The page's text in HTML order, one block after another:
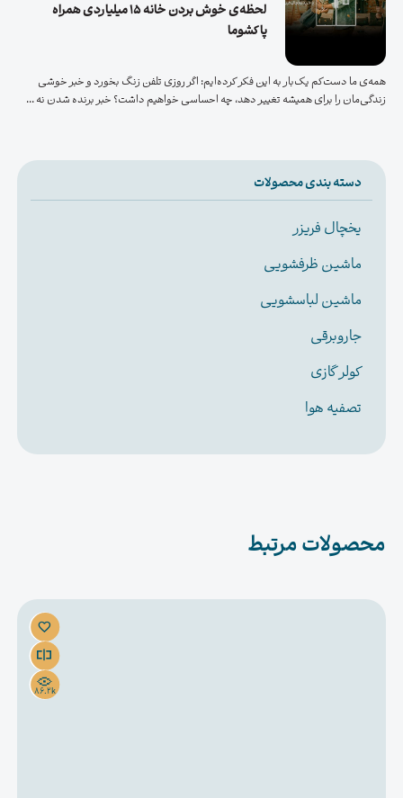
لحظه‌ی خوش بردن خانه ۱۵ میلیاردی همراه
پاکشوما
همه‌ی ما دست‌کم یک‌بار به این فکر کرده‌ایم: اگر روزی تلفن زنگ بخورد و خبر خوشی
زندگی‌مان را برای همیشه تغییر دهد، چه احساسی خواهیم داشت؟ خبر برنده شدن نه ...
دسته بندی محصولات
یخچال فریزر
ماشین ظرفشویی
ماشین لباسشویی
جاروبرقی
کولر گازی
تصفیه هوا
محصولات مرتبط
86.2k